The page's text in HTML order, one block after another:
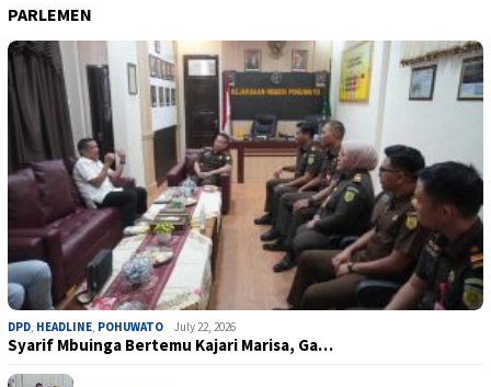
PARLEMEN
DPD HEADLINE POHUWATO July 22, 2026
Syarif Mbuinga Bertemu Kajari Marisa, Ga…